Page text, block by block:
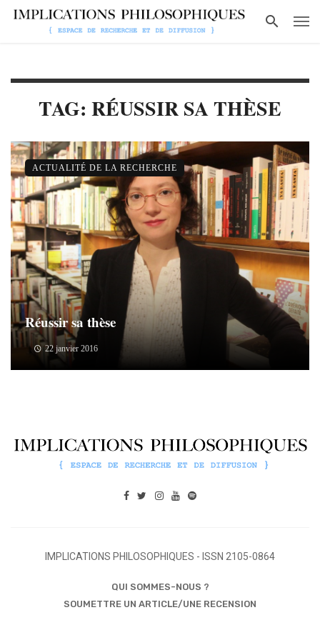
TAG: RÉUSSIR SA THÈSE
Réussir sa thèse
22 janvier 2016
ACTUALITÉ DE LA RECHERCHE
IMPLICATIONS PHILOSOPHIQUES - ISSN 2105-0864
QUI SOMMES-NOUS ?
SOUMETTRE UN ARTICLE/UNE RECENSION